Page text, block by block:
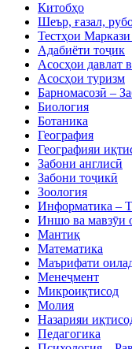
Китобҳо
Шеър, ғазал,
Тестҳои
Адабиёти тоҷик
Асосҳои давлат
Асосҳои туризм
Барномасозӣ –
Биология
Ботаника
География
Географияи
Забони англисӣ
Забони тоҷикӣ
Зоология
Информатика –
Иншо ва мавзӯи
Мантиқ
Математика
Маърифати
Менеҷмент
Микроиқтисод
Молия
Назарияи
Педагогика